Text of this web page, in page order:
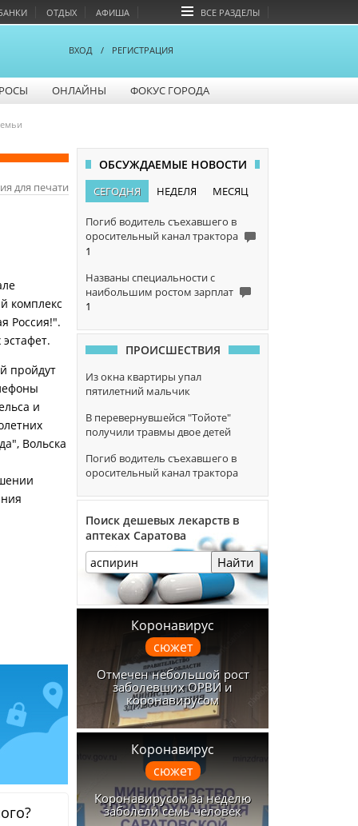
ОТДЫХ АФИША ВСЕ РАЗДЕЛЫ
ВХОД / РЕГИСТРАЦИЯ
ОНЛАЙНЫ ФОКУС ГОРОДА
для печати
комплекс
Россия!".
пройдут
и
Вольска
ОБСУЖДАЕМЫЕ НОВОСТИ
СЕГОДНЯ НЕДЕЛЯ МЕСЯЦ
Погиб водитель съехавшего в
оросительный канал трактора
1
Названы специальности с
наибольшим ростом зарплат
1
ПРОИСШЕСТВИЯ
Из окна квартиры упал
пятилетний мальчик
В перевернувшейся "Тойоте"
получили травмы двое детей
Погиб водитель съехавшего в
оросительный канал трактора
Поиск дешевых лекарств в
аптеках Саратова
Найти
Коронавирус
сюжет
Отмечен небольшой рост
заболевших ОРВИ и
коронавирусом
Коронавирус
сюжет
Коронавирусом за неделю
заболели семь человек